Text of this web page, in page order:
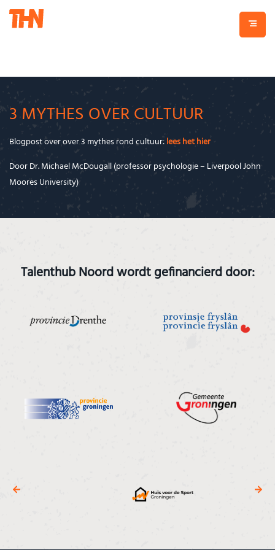
3 MYTHES OVER CULTUUR
Blogpost over over 3 mythes rond cultuur:lees het hier
Door Dr. Michael McDougall (professor psychologie – Liverpool John
Moores University)
Talenthub Noord wordt gefinancierd door: